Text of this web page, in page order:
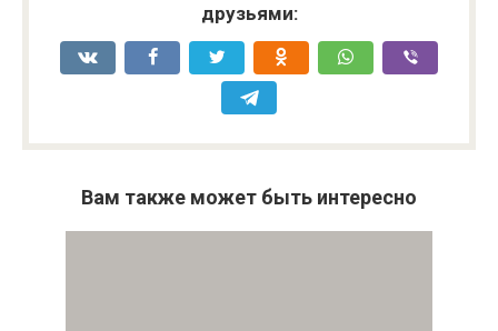
друзьями:
Вам также может быть интересно